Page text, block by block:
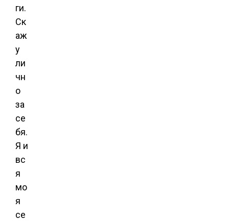
ги.
Ск
аж
у
ли
чн
о
за
се
бя.
Я и
вс
я
мо
я
се